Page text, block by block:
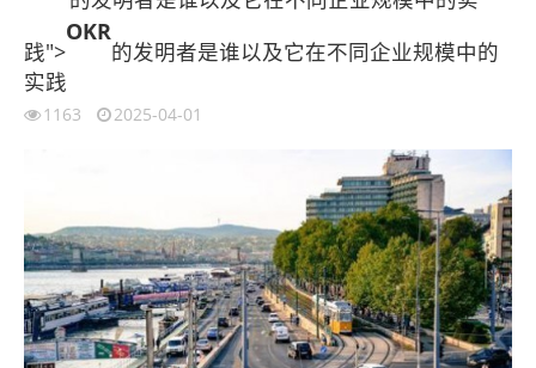
践">
OKR
的发明者是谁以及它在不同企业规模中的
实践
1163 2025-04-01